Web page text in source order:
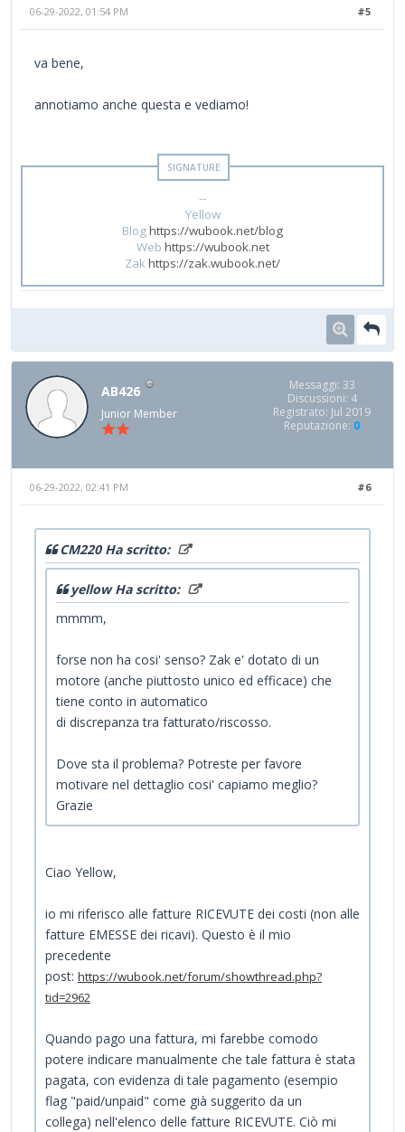
#5
06-29-2022, 01:54 PM
va bene,
annotiamo anche questa e vediamo!
--
Yellow
Bloghttps://wubook.net/blog
Web https://wubook.net
Zakhttps://zak.wubook.net/
AB426
Junior Member
Messaggi: 33
Discussioni: 4
Registrato: Jul 2019
Reputazione: 0
#6
06-29-2022, 02:41 PM
CM220 Ha scritto:
yellow Ha scritto:
mmmm,
forse non ha cosi' senso? Zak e' dotato di un
motore (anche piuttosto unico ed efficace) che
tiene conto in automatico
di discrepanza tra fatturato/riscosso.
Dove sta il problema? Potreste per favore
motivare nel dettaglio cosi' capiamo meglio?
Grazie
Ciao Yellow,
io mi riferisco alle fatture RICEVUTE dei costi (non alle
fatture EMESSE dei ricavi). Questo è il mio
precedente
post: https://wubook.net/forum/showthread.php?
tid=2962
Quando pago una fattura, mi farebbe comodo
potere indicare manualmente che tale fattura è stata
pagata, con evidenza di tale pagamento (esempio
flag "paid/unpaid" come già suggerito da un
collega) nell'elenco delle fatture RICEVUTE. Ciò mi